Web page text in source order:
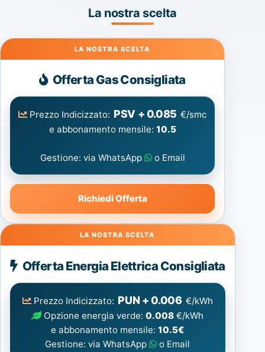
La nostra scelta
Gas
Offerta Gas Consigliata
Prezzo Indicizzato: PSV + 0.085 €/smc
e abbonamento mensile: 10.5
Gestione: via WhatsApp o Email
Richiedi Offerta
Energia
Elettrica
consigliata
Offerta Energia Elettrica Consigliata
Prezzo Indicizzato: PUN + 0.006 €/kWh
Opzione energia verde:0.008 €/kWh
e abbonamento mensile: 10.5€
Gestione: via WhatsApp
o Email